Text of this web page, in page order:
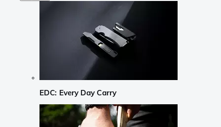
EDC: Every Day Carry